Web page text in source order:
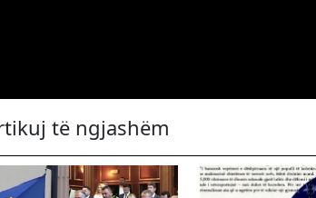
të ngjashëm